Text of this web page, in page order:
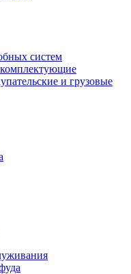
систем
и грузовые